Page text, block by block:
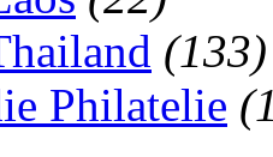
(133)
Philatelie